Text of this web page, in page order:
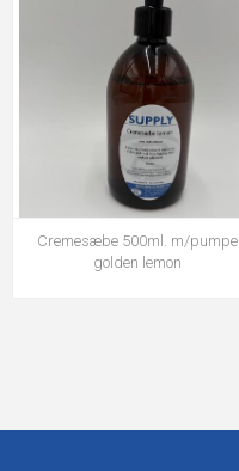
Cremesæbe 500ml. m/pumpe
golden lemon